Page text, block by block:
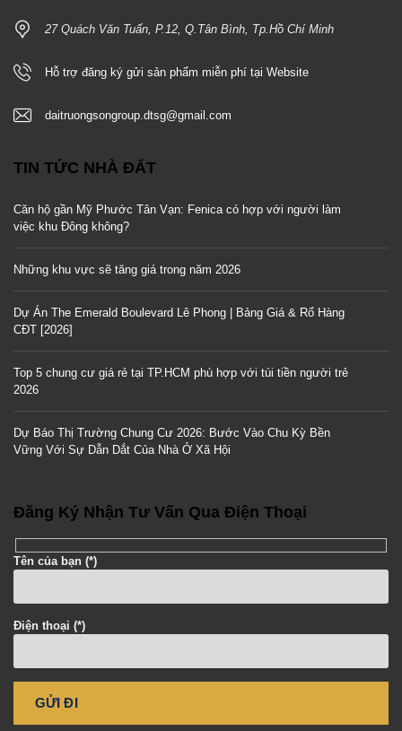
27 Quách Văn Tuấn, P.12, Q.Tân Bình, Tp.Hồ Chí Minh
Hỗ trợ đăng ký gửi sản phẩm miễn phí tại Website
daitruongsongroup.dtsg@gmail.com
TIN TỨC NHÀ ĐẤT
Căn hộ gần Mỹ Phước Tân Vạn: Fenica có hợp với người làm
việc khu Đông không?
Những khu vực sẽ tăng giá trong năm 2026
Dự Án The Emerald Boulevard Lê Phong | Bảng Giá & Rổ Hàng
CĐT [2026]
Top 5 chung cư giá rẻ tại TP.HCM phù hợp với túi tiền người trẻ
2026
Dự Báo Thị Trường Chung Cư 2026: Bước Vào Chu Kỳ Bền
Vững Với Sự Dẫn Dắt Của Nhà Ở Xã Hội
Đăng Ký Nhận Tư Vấn Qua Điện Thoại
Tên của bạn (*)
Điện thoại (*)